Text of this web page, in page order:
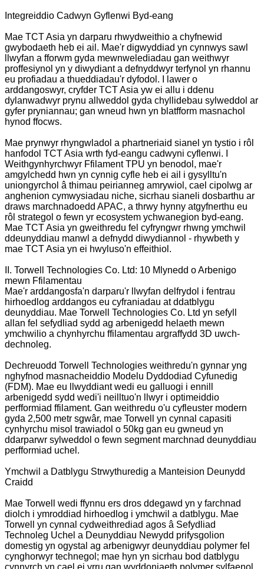
Integreiddio Cadwyn Gyflenwi Byd-eang
Mae TCT Asia yn darparu rhwydweithio a chyfnewid
gwybodaeth heb ei ail. Mae'r digwyddiad yn cynnwys sawl
llwyfan a fforwm gyda mewnwelediadau gan weithwyr
proffesiynol yn y diwydiant a defnyddwyr terfynol yn rhannu
eu profiadau a thueddiadau'r dyfodol. I lawer o
arddangoswyr, cryfder TCT Asia yw ei allu i ddenu
dylanwadwyr prynu allweddol gyda chyllidebau sylweddol ar
gyfer pryniannau; gan wneud hwn yn blatfform masnachol
hynod ffocws.
Mae prynwyr rhyngwladol a phartneriaid sianel yn tystio i rôl
hanfodol TCT Asia wrth fyd-eangu cadwyni cyflenwi. I
Weithgynhyrchwyr Ffilament TPU yn benodol, mae'r
amgylchedd hwn yn cynnig cyfle heb ei ail i gysylltu'n
uniongyrchol â thimau peirianneg amrywiol, cael cipolwg ar
anghenion cymwysiadau niche, sicrhau sianeli dosbarthu ar
draws marchnadoedd APAC, a thrwy hynny atgyfnerthu eu
rôl strategol o fewn yr ecosystem ychwanegion byd-eang.
Mae TCT Asia yn gweithredu fel cyfryngwr rhwng ymchwil
ddeunyddiau manwl a defnydd diwydiannol - rhywbeth y
mae TCT Asia yn ei hwyluso'n effeithiol.
II. Torwell Technologies Co. Ltd: 10 Mlynedd o Arbenigo
mewn Ffilamentau
Mae'r arddangosfa'n darparu'r llwyfan delfrydol i fentrau
hirhoedlog arddangos eu cyfraniadau at ddatblygu
deunyddiau. Mae Torwell Technologies Co. Ltd yn sefyll
allan fel sefydliad sydd ag arbenigedd helaeth mewn
ymchwilio a chynhyrchu ffilamentau argraffydd 3D uwch-
dechnoleg.
Dechreuodd Torwell Technologies weithredu'n gynnar yng
nghyfnod masnacheiddio Modelu Dyddodiad Cyfunedig
(FDM). Mae eu llwyddiant wedi eu galluogi i ennill
arbenigedd sydd wedi'i neilltuo'n llwyr i optimeiddio
perfformiad ffilament. Gan weithredu o'u cyfleuster modern
gyda 2,500 metr sgwâr, mae Torwell yn cynnal capasiti
cynhyrchu misol trawiadol o 50kg gan eu gwneud yn
ddarparwr sylweddol o fewn segment marchnad deunyddiau
perfformiad uchel.
Ymchwil a Datblygu Strwythuredig a Manteision Deunydd
Craidd
Mae Torwell wedi ffynnu ers dros ddegawd yn y farchnad
diolch i ymroddiad hirhoedlog i ymchwil a datblygu. Mae
Torwell yn cynnal cydweithrediad agos â Sefydliad
Technoleg Uchel a Deunyddiau Newydd prifysgolion
domestig yn ogystal ag arbenigwyr deunyddiau polymer fel
cynghorwyr technegol; mae hyn yn sicrhau bod datblygu
cynnyrch yn cael ei yrru gan wyddoniaeth polymer sylfaenol